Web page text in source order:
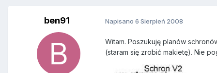
ben91 Napisano 6 Sierpień 2008
Witam. Poszukuję planów
(staram się zrobić makietę). Nie